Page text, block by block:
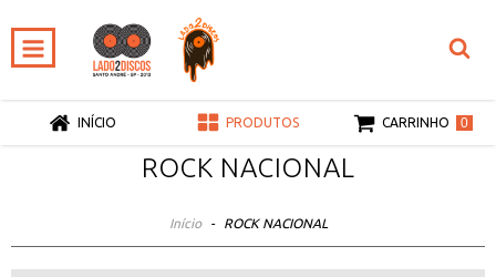
INÍCIO PRODUTOS CARRINHO 0
ROCK NACIONAL
Início - ROCK NACIONAL